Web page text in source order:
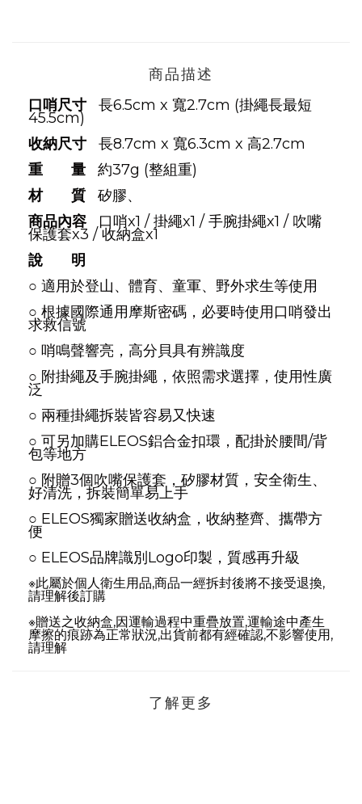
商品描述
口哨尺寸 長6.5cm x 寬2.7cm (掛繩長最短
45.5cm)
收納尺寸 長8.7cm x 寬6.3cm x 高2.7cm
重 量 約37g (整組重)
材 質 矽膠、
商品內容 口哨x1 / 掛繩x1 / 手腕掛繩x1 / 吹嘴
保護套x3 / 收納盒x1
說 明
○ 適用於登山、體育、童軍、野外求生等使用
○ 根據國際通用摩斯密碼，必要時使用口哨發出
求救信號
○ 哨鳴聲響亮，高分貝具有辨識度
○ 附掛繩及手腕掛繩，依照需求選擇，使用性廣
泛
○ 兩種掛繩拆裝皆容易又快速
○ 可另加購ELEOS鋁合金扣環，配掛於腰間/背
包等地方
○ 附贈3個吹嘴保護套，矽膠材質，安全衛生、
好清洗，拆裝簡單易上手
○ ELEOS獨家贈送收納盒，收納整齊、攜帶方
便
○ ELEOS品牌識別Logo印製，質感再升級
※此屬於個人衛生用品,商品一經拆封後將不接受退換,
請理解後訂購
※贈送之收納盒,因運輸過程中重疊放置,運輸途中產生
摩擦的痕跡為正常狀況,出貨前都有經確認,不影響使用,
請理解
了解更多